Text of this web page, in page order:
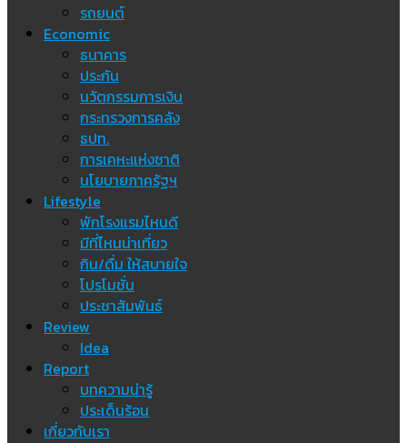
รถยนต์
Economic
ธนาคาร
ประกัน
นวัตกรรมการเงิน
กระทรวงการคลัง
ธปท.
การเคหะแห่งชาติ
นโยบายภาครัฐฯ
Lifestyle
พักโรงแรมไหนดี
มีที่ไหนน่าเที่ยว
กิน/ดื่ม ให้สบายใจ
โปรโมชั่น
ประชาสัมพันธ์
Review
Idea
Report
บทความน่ารู้
ประเด็นร้อน
เกี่ยวกับเรา